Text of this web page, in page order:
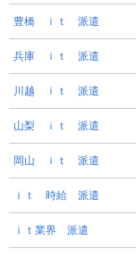
豊橋 ｉｔ 派遣
兵庫 ｉｔ 派遣
川越 ｉｔ 派遣
山梨 ｉｔ 派遣
岡山 ｉｔ 派遣
ｉｔ 時給 派遣
ｉｔ業界 派遣